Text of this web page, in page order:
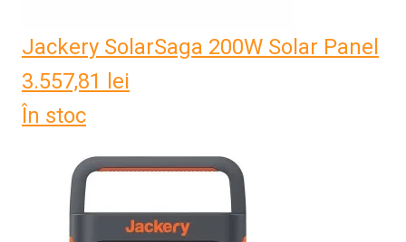
Jackery SolarSaga 200W Solar Panel
3.557,81
lei
În stoc